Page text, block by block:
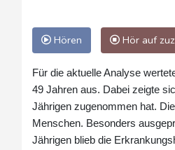
Hören Hör auf
Für die aktuelle Analyse
49 Jahren aus. Dabei zeigte
Jährigen zugenommen hat.
Menschen. Besonders
Jährigen blieb die